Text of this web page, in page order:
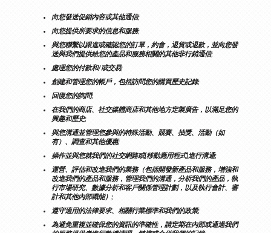
向您發送促銷內容或其他通信;
向您提供所要求的信息和服務;
與您聯繫以跟進或確認您的訂單，約會，退貨或退款，並向您發
送與我們提供給您的產品和服務相關的其他非行銷通信;
處理您的付款和/或交易;
創建和管理您的帳戶，包括訪問您的購買歷史記錄;
回復您的詢問;
在我們的商店、社交媒體商店和其他地方定製廣告，以滿足您的
興趣和歷史;
與您溝通並管理您參與的特殊活動、競賽、抽獎、活動（如
有）、調查和其他優惠;
操作並與您就我們的社交網路或[移動應用程式]進行溝通;
運營、評估和改進我們的業務（包括開發新產品和服務，增強和
改進我們的產品和服務，管理我們的溝通，分析我們的產品，執
行市場研究、數據分析和客戶關係管理計劃，以及執行會計、審
計和其他內部職能）;
遵守適用的法律要求、相關行業標準和我們的政策;
為避免重複並確保您的資訊的準確性，請定期在內部或通過我們